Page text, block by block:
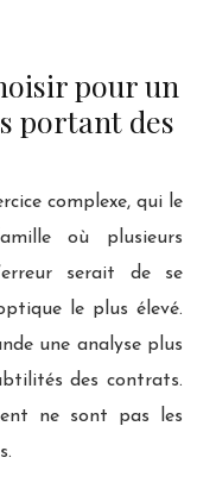
pour un
portant des
complexe, qui le
où plusieurs
serait de se
le plus élevé.
une analyse plus
des contrats.
ne sont pas les